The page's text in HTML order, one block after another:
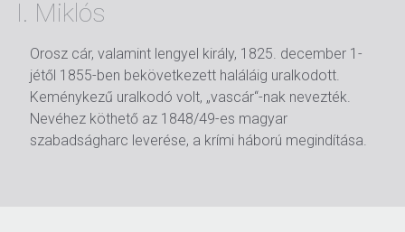
I. Miklós
Orosz cár, valamint lengyel király, 1825. december 1-
jétől 1855-ben bekövetkezett haláláig uralkodott.
Keménykezű uralkodó volt, „vascár“-nak nevezték.
Nevéhez köthető az 1848/49-es magyar
szabadságharc leverése, a krími háború megindítása.